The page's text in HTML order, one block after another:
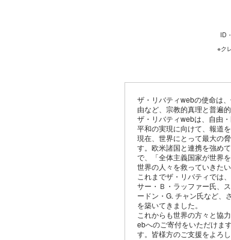
ID
※ク
ザ・リバティwebの使命は
由など、宗教的真理と普遍
ザ・リバティwebは、自由
平和の実現に向けて、報道を
現在、世界にとって最大の
す。欧米諸国と連携を強め
で、「全体主義国家が世界
世界の人々を救っていきたい
これまでザ・リバティでは
サー・Ｂ・ラッファー氏、
ードン・G. チャン氏など、
を築いてきました。
これからも世界の方々と協
ebへのご寄付をいただけま
す。皆様方のご支援をよろ